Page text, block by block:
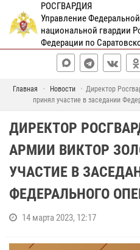
РОСГВАРДИЯ
Управление
национальной гвардии
Федерации по
Главная Новости
Директор
принял участие в заседании
ДИРЕКТОР
АРМИИ ВИКТОР
УЧАСТИЕ В
ФЕДЕРАЛЬНОГО
14 марта 2023, 12:17